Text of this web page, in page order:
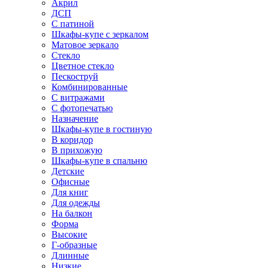
Акрил
ДСП
С патиной
Шкафы-купе с зеркалом
Матовое зеркало
Стекло
Цветное стекло
Пескоструй
Комбинированные
С витражами
С фотопечатью
Назначение
Шкафы-купе в гостиную
В коридор
В прихожую
Шкафы-купе в спальню
Детские
Офисные
Для книг
Для одежды
На балкон
Форма
Высокие
Г-образные
Длинные
Низкие